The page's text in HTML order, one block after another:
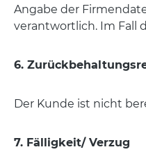
Angabe der
verantwortlich. Im Fall
6.
Der Kunde ist nicht
7. Fälligkeit/ Verzug